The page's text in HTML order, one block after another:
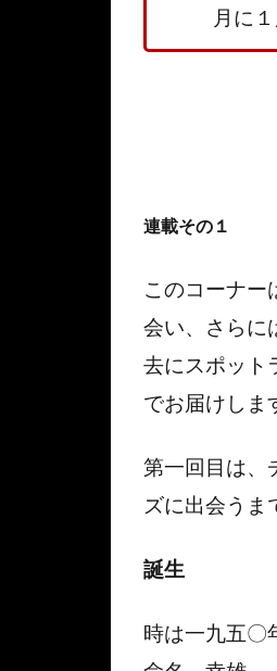
月に
連載その１
このコーナー
会い、さらに
去にスポット
でお届けしま
第一回目は、
ズに出会うま
誕生
時は一九五〇